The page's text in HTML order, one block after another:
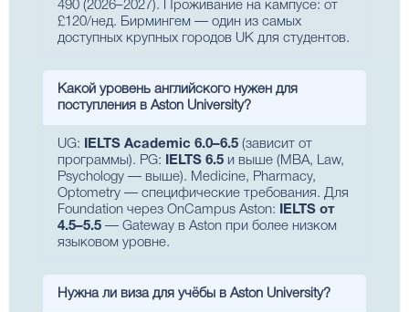
490 (2026–2027). Проживание на кампусе: от
£120/нед. Бирмингем — один из самых
доступных крупных городов UK для студентов.
Какой уровень английского нужен для
поступления в Aston University?
UG: IELTS Academic 6.0–6.5 (зависит от
программы). PG:
IELTS 6.5 и выше (MBA, Law,
Psychology — выше). Medicine, Pharmacy,
Optometry — специфические требования. Для
Foundation через OnCampus Aston:
IELTS от
4.5–5.5 — Gateway в Aston при более низком
языковом уровне.
Нужна ли виза для учёбы в Aston University?